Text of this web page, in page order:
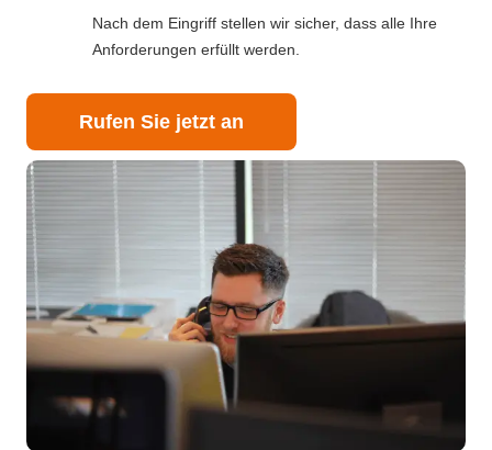
Nach dem Eingriff stellen wir sicher, dass alle Ihre
Anforderungen erfüllt werden.
Rufen Sie jetzt an